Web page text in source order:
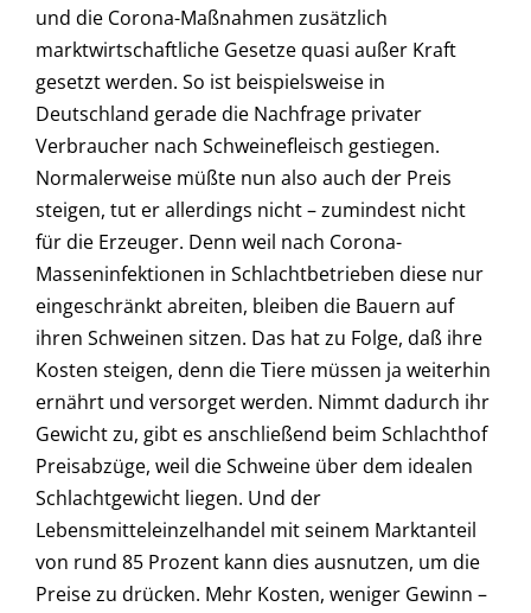
und die Corona-Maßnahmen zusätzlich
marktwirtschaftliche Gesetze quasi außer Kraft
gesetzt werden. So ist beispielsweise in
Deutschland gerade die Nachfrage privater
Verbraucher nach Schweinefleisch gestiegen.
Normalerweise müßte nun also auch der Preis
steigen, tut er allerdings nicht – zumindest nicht
für die Erzeuger. Denn weil nach Corona-
Masseninfektionen in Schlachtbetrieben diese nur
eingeschränkt abreiten, bleiben die Bauern auf
ihren Schweinen sitzen. Das hat zu Folge, daß ihre
Kosten steigen, denn die Tiere müssen ja weiterhin
ernährt und versorget werden. Nimmt dadurch ihr
Gewicht zu, gibt es anschließend beim Schlachthof
Preisabzüge, weil die Schweine über dem idealen
Schlachtgewicht liegen. Und der
Lebensmitteleinzelhandel mit seinem Marktanteil
von rund 85 Prozent kann dies ausnutzen, um die
Preise zu drücken. Mehr Kosten, weniger Gewinn –